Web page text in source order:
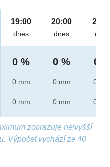
19:00
dnes
0 %
0 mm
0 mm
20:00
dnes
0 %
0 mm
0 mm
21:00
dnes
0 %
0 mm
0 mm
zobrazuje nejvyšší
Výpočet vychází ze 40